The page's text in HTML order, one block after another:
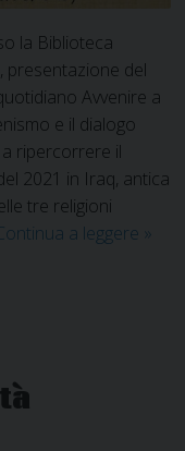
la Biblioteca
presentazione del
Avvenire a
e il dialogo
a ripercorrere il
2021 in Iraq, antica
tre religioni
a leggere Alla
»